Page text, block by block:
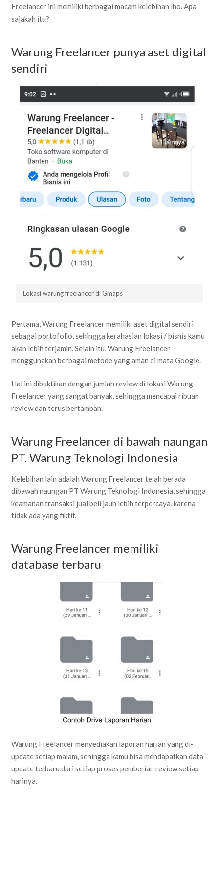
Freelancer ini memiliki berbagai macam kelebihan lho.Apa
sajakah itu?
Warung Freelancer punya aset digital
sendiri
Lokasi warung freelancer di Gmaps
Pertama, Warung Freelancer memiliki aset digital sendiri
sebagai portofolio, sehingga kerahasian lokasi / bisnis kamu
akan lebih terjamin. Selain itu, Warung Freelancer
menggunakan berbagai metode yang aman di mata Google.
Hal ini dibuktikan dengan jumlah review di lokasi Warung
Freelancer yang sangat banyak, sehingga mencapai ribuan
review dan terus bertambah.
Warung Freelancer di bawah naungan
PT. Warung Teknologi Indonesia
Kelebihan lain adalah Warung Freelancer telah berada
dibawah naungan PT Warung Teknologi Indonesia, sehingga
keamanan transaksi jual beli jauh lebih terpercaya, karena
tidak ada yang fiktif.
Warung Freelancer memiliki
database terbaru
Warung Freelancer menyediakan laporan harian yang di-
update setiap malam, sehingga kamu bisa mendapatkan data
update terbaru dari setiap proses pemberian review setiap
harinya.